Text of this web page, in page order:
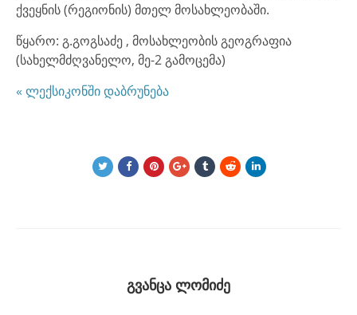
ქვეყნის (რეგიონის) მთელ მოსახლეობაში.
წყარო: გ.გოგსაძე , მოსახლეობის გეოგრაფია
(სახელმძღვანელო, მე-2 გამოცემა)
« ლექსიკონში დაბრუნება
გვანცა ლომიძე